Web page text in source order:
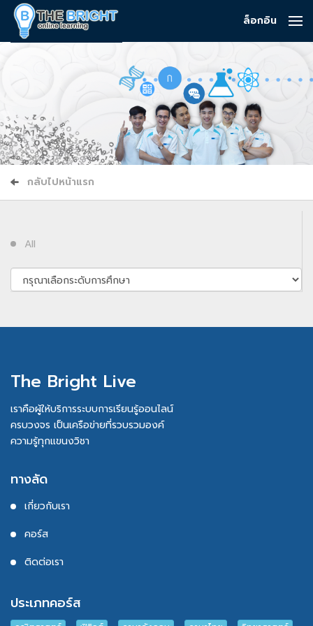
ล็อกอิน
กลับไปหน้าแรก
All
The Bright Live
เราคือผู้ให้บริการระบบการเรียนรู้ออนไลน์
ครบวงจร เป็นเครือข่ายที่รวบรวมองค์
ความรู้ทุกแขนงวิชา
ทางลัด
เกี่ยวกับเรา
คอร์ส
ติดต่อเรา
ประเภทคอร์ส